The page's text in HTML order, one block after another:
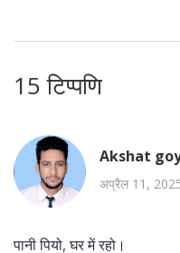
15 टिप्पणि
Akshat
अप्रैल 11,
पानी पियो, घर में रहो।